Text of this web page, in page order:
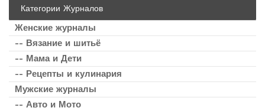
Категории Журналов
Женские журналы
-- Вязание и шитьё
-- Мама и Дети
-- Рецепты и кулинария
Мужские журналы
-- Авто и Мото